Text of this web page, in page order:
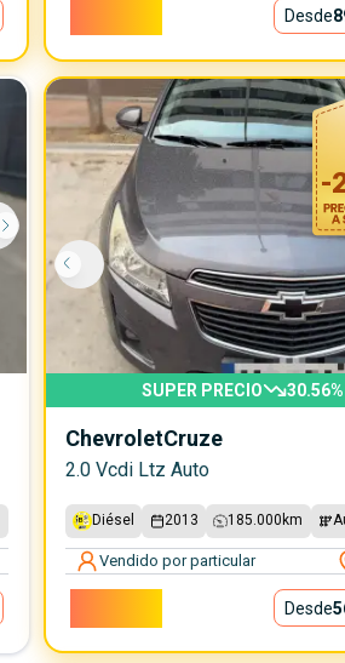
Desde
-
SUPER PRECIO 30.56%
ChevroletCruze
2.0 Vcdi Ltz Auto
Diésel 2013 185.000 km
Vendido por particular
Desde